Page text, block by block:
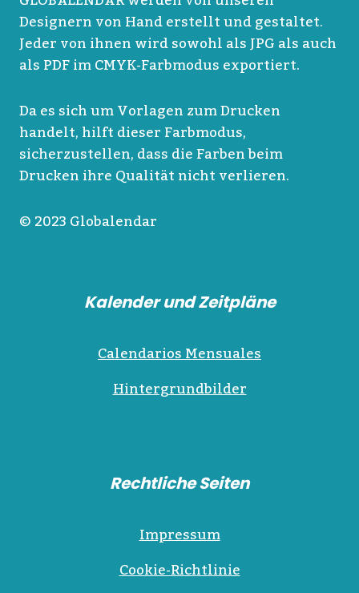
Designern von Hand erstellt und gestaltet.
Jeder von ihnen wird sowohl als JPG als auch
als PDF im CMYK-Farbmodus exportiert.
Da es sich um Vorlagen zum Drucken
handelt, hilft dieser Farbmodus,
sicherzustellen, dass die Farben beim
Drucken ihre Qualität nicht verlieren.
© 2023 Globalendar
Kalender und Zeitpläne
Calendarios Mensuales
Hintergrundbilder
Rechtliche Seiten
Impressum
Cookie-Richtlinie